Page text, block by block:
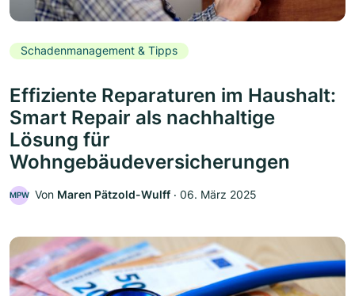
Schadenmanagement & Tipps
Effiziente Reparaturen im Haushalt:
Smart Repair als nachhaltige
Lösung für
Wohngebäudeversicherungen
MPW Von Maren Pätzold-Wulff ‧ 06. März 2025